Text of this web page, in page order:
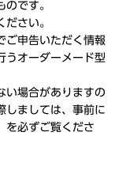
です。
さい。
ご申告いただく情報
うオーダーメード型
い場合がありますの
しましては、事前に
を必ずご覧くださ